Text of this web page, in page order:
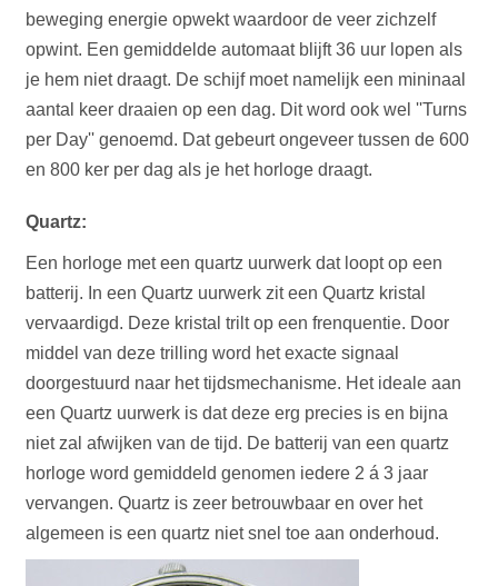
beweging energie opwekt waardoor de veer zichzelf
opwint. Een gemiddelde automaat blijft 36 uur lopen als
je hem niet draagt. De schijf moet namelijk een mininaal
aantal keer draaien op een dag. Dit word ook wel ''Turns
per Day'' genoemd. Dat gebeurt ongeveer tussen de 600
en 800 ker per dag als je het horloge draagt.
Quartz:
Een horloge met een quartz uurwerk dat loopt op een
batterij. In een Quartz uurwerk zit een Quartz kristal
vervaardigd. Deze kristal trilt op een frenquentie. Door
middel van deze trilling word het exacte signaal
doorgestuurd naar het tijdsmechanisme. Het ideale aan
een Quartz uurwerk is dat deze erg precies is en bijna
niet zal afwijken van de tijd. De batterij van een quartz
horloge word gemiddeld genomen iedere 2 á 3 jaar
vervangen. Quartz is zeer betrouwbaar en over het
algemeen is een quartz niet snel toe aan onderhoud.